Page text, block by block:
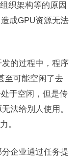
织架构等的原因
成GPU资源无法
发的过程中，程序
至可能空闲了去
于空闲，但是传
法给别人使用。
。
分企业通过任务提